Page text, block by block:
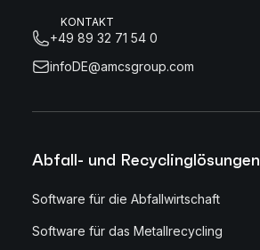
KONTAKT
+49 89 32 71 54 0
infoDE@amcsgroup.com
Abfall- und Recyclinglösungen
Software für die Abfallwirtschaft
Software für das Metallrecycling